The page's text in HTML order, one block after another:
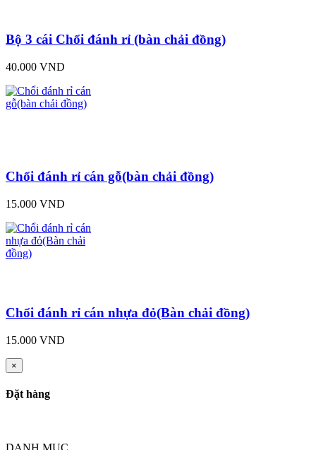
Bộ 3 cái Chổi đánh rỉ (bàn chải đồng)
40.000 VND
Chổi đánh rỉ cán gỗ(bàn chải đồng)
15.000 VND
Chổi đánh rỉ cán nhựa đỏ(Bàn chải đồng)
15.000 VND
×
Đặt hàng
DANH MỤC